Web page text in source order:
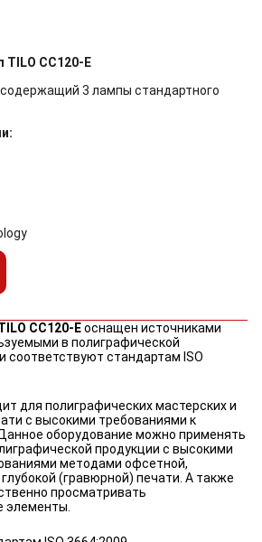
CC120-E
3 лампы стандартного
CC120-Eоснащен источниками
в полиграфической
соответствуют стандартам ISO
для полиграфических мастерских и
с высокими требованиями к
оборудование можно применять
продукции с высокими
методами офсетной,
(гравюрной) печати. А также
просматривать
элементы.